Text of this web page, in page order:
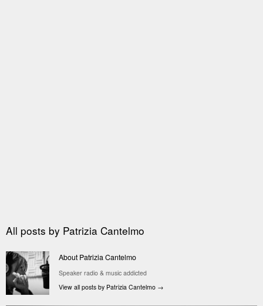
All posts by Patrizia Cantelmo
About Patrizia Cantelmo
Speaker radio & music addicted
View all posts by Patrizia Cantelmo →